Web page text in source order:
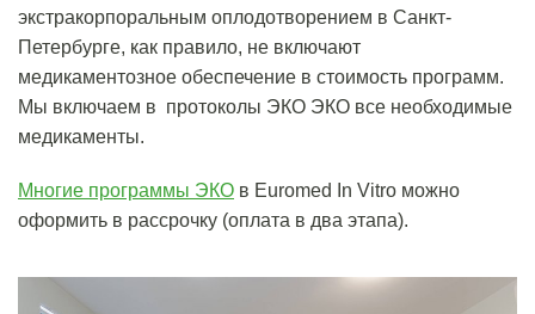
экстракорпоральным оплодотворением в Санкт-
Петербурге, как правило, не включают
медикаментозное обеспечение в стоимость программ.
Мы включаем в протоколы ЭКО ЭКО все необходимые
медикаменты.
Многие программы ЭКО в Euromed In Vitro можно
оформить в рассрочку (оплата в два этапа).